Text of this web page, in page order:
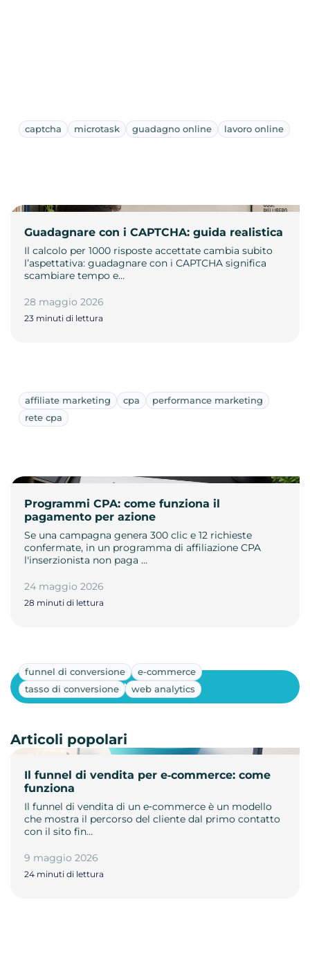
captcha microtask guadagno online lavoro online
Guadagnare con i CAPTCHA: guida realistica
Il calcolo per 1000 risposte accettate cambia subito
l’aspettativa: guadagnare con i CAPTCHA significa
scambiare tempo e…
28 maggio 2026
23 minuti di lettura
affiliate marketing cpa
performance marketing
rete cpa
Programmi CPA: come funziona il
pagamento per azione
Se una campagna genera 300 clic e 12 richieste
confermate, in un programma di affiliazione CPA
l'inserzionista non paga …
24 maggio 2026
28 minuti di lettura
funnel di conversione
e-commerce
tasso di conversione
web analytics
Il funnel di vendita per e‑commerce: come
funziona
Il funnel di vendita di un e‑commerce è un modello
che mostra il percorso del cliente dal primo contatto
con il sito fin…
9 maggio 2026
24 minuti di lettura
Mostra altri
Articoli popolari